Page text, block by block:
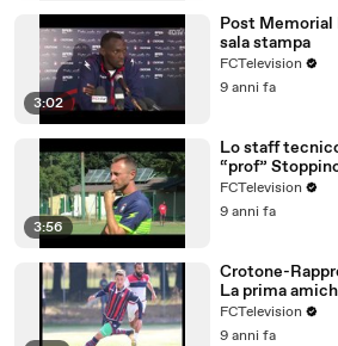
3:02
Post Memorial
sala stampa
FCTelevision
9 anni fa
3:56
Lo staff
“prof”
FCTelevision
9 anni fa
Crotone-
La prima
squali
FCTelevision
9 anni fa